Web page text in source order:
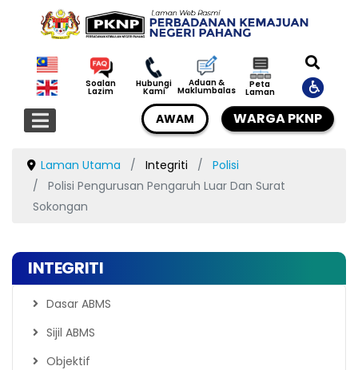
Soalan
Lazim
Hubungi
Kami
Aduan &
Maklumbalas
Peta
Laman
AWAM WARGA PKNP
Laman Utama Integriti
Polisi
Polisi Pengurusan Pengaruh Luar Dan Surat
Sokongan
INTEGRITI
Dasar ABMS
Sijil ABMS
Objektif